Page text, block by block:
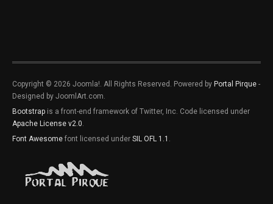
Copyright © 2026 Joomla!. All Rights Reserved. Powered by Portal Pirque -
Designed by JoomlArt.com.
Bootstrap is a front-end framework of Twitter, Inc. Code licensed under
Apache License v2.0.
Font Awesome font licensed under SIL OFL 1.1 .